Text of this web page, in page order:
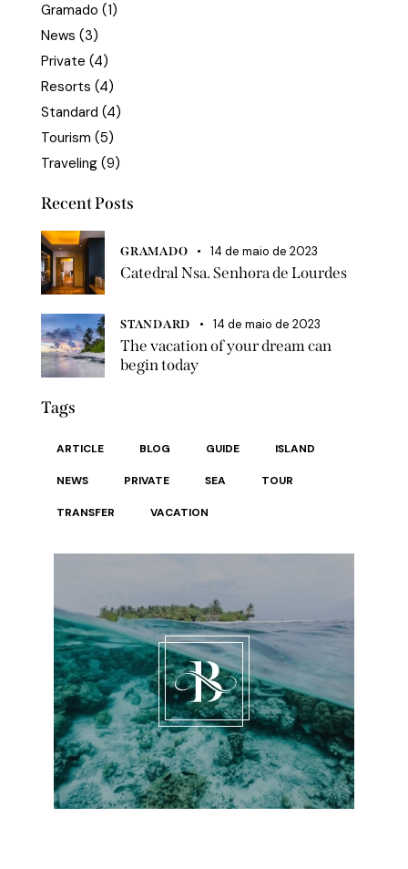
Gramado (1)
News (3)
Private (4)
Resorts (4)
Standard (4)
Tourism (5)
Traveling (9)
Recent Posts
GRAMADO 14 de maio de 2023
Catedral Nsa. Senhora de Lourdes
STANDARD 14 de maio de 2023
The vacation of your dream can
begin today
Tags
ARTICLE BLOG GUIDE ISLAND
NEWS PRIVATE SEA TOUR
TRANSFER VACATION